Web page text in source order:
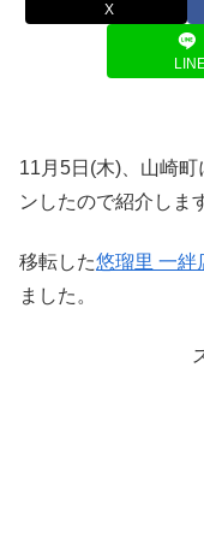
X
11月5日(木)、山崎
ンしたので紹介しま
移転した悠瑠里 一絆
ました。